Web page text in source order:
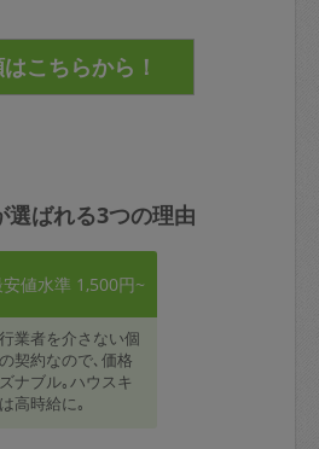
選ばれる3つの理由
値水準 1,500円~
業者を介さない個
契約なので､価格
ナブル｡ハウスキ
高時給に｡